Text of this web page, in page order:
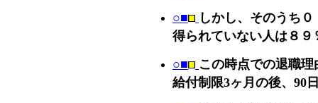
○■ しかし、そのうち
得られていない人は８
○■ この時点での退職
給付制限3ヶ月の後、90